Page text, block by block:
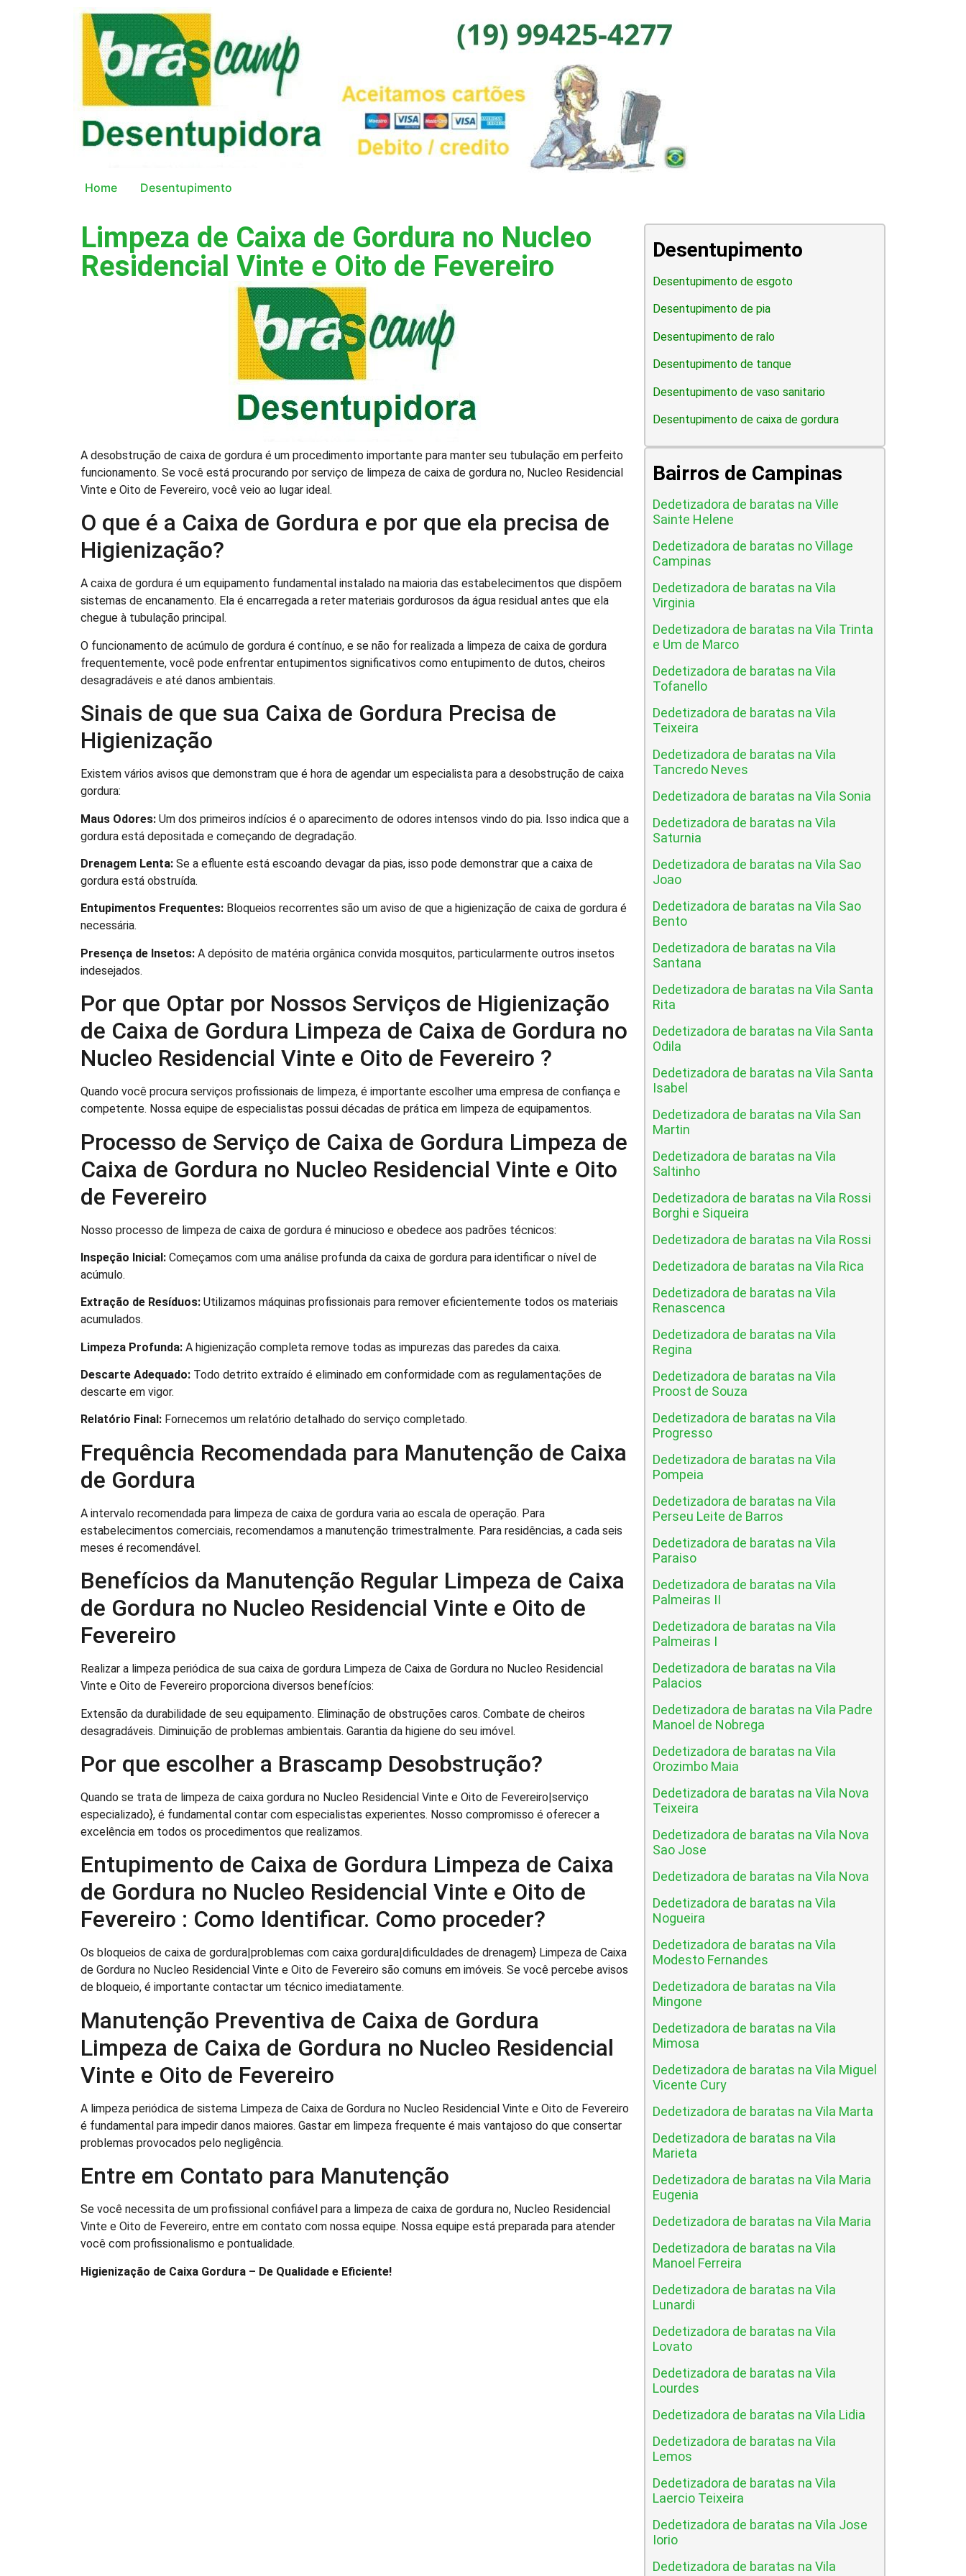
Home Desentupimento
Limpeza de Caixa de Gordura no Nucleo
Residencial Vinte e Oito de Fevereiro
A desobstrução de caixa de gordura é um procedimento importante para manter seu tubulação em perfeito
funcionamento. Se você está procurando por serviço de limpeza de caixa de gordura no, Nucleo Residencial
Vinte e Oito de Fevereiro, você veio ao lugar ideal.
O que é a Caixa de Gordura e por que ela precisa de
Higienização?
A caixa de gordura é um equipamento fundamental instalado na maioria das estabelecimentos que dispõem
sistemas de encanamento. Ela é encarregada a reter materiais gordurosos da água residual antes que ela
chegue à tubulação principal.
O funcionamento de acúmulo de gordura é contínuo, e se não for realizada a limpeza de caixa de gordura
frequentemente, você pode enfrentar entupimentos significativos como entupimento de dutos, cheiros
desagradáveis e até danos ambientais.
Sinais de que sua Caixa de Gordura Precisa de
Higienização
Existem vários avisos que demonstram que é hora de agendar um especialista para a desobstrução de caixa
gordura:
Maus Odores: Um dos primeiros indícios é o aparecimento de odores intensos vindo do pia. Isso indica que a
gordura está depositada e começando de degradação.
Drenagem Lenta: Se a efluente está escoando devagar da pias, isso pode demonstrar que a caixa de
gordura está obstruída.
Entupimentos Frequentes: Bloqueios recorrentes são um aviso de que a higienização de caixa de gordura é
necessária.
Presença de Insetos: A depósito de matéria orgânica convida mosquitos, particularmente outros insetos
indesejados.
Por que Optar por Nossos Serviços de Higienização
de Caixa de Gordura Limpeza de Caixa de Gordura no
Nucleo Residencial Vinte e Oito de Fevereiro ?
Quando você procura serviços profissionais de limpeza, é importante escolher uma empresa de confiança e
competente. Nossa equipe de especialistas possui décadas de prática em limpeza de equipamentos.
Processo de Serviço de Caixa de Gordura Limpeza de
Caixa de Gordura no Nucleo Residencial Vinte e Oito
de Fevereiro
Nosso processo de limpeza de caixa de gordura é minucioso e obedece aos padrões técnicos:
Inspeção Inicial: Começamos com uma análise profunda da caixa de gordura para identificar o nível de
acúmulo.
Extração de Resíduos: Utilizamos máquinas profissionais para remover eficientemente todos os materiais
acumulados.
Limpeza Profunda: A higienização completa remove todas as impurezas das paredes da caixa.
Descarte Adequado: Todo detrito extraído é eliminado em conformidade com as regulamentações de
descarte em vigor.
Relatório Final: Fornecemos um relatório detalhado do serviço completado.
Frequência Recomendada para Manutenção de Caixa
de Gordura
A intervalo recomendada para limpeza de caixa de gordura varia ao escala de operação. Para
estabelecimentos comerciais, recomendamos a manutenção trimestralmente. Para residências, a cada seis
meses é recomendável.
Benefícios da Manutenção Regular Limpeza de Caixa
de Gordura no Nucleo Residencial Vinte e Oito de
Fevereiro
Realizar a limpeza periódica de sua caixa de gordura Limpeza de Caixa de Gordura no Nucleo Residencial
Vinte e Oito de Fevereiro proporciona diversos benefícios:
Extensão da durabilidade de seu equipamento. Eliminação de obstruções caros. Combate de cheiros
desagradáveis. Diminuição de problemas ambientais. Garantia da higiene do seu imóvel.
Por que escolher a Brascamp Desobstrução?
Quando se trata de limpeza de caixa gordura no Nucleo Residencial Vinte e Oito de Fevereiro|serviço
especializado}, é fundamental contar com especialistas experientes. Nosso compromisso é oferecer a
excelência em todos os procedimentos que realizamos.
Entupimento de Caixa de Gordura Limpeza de Caixa
de Gordura no Nucleo Residencial Vinte e Oito de
Fevereiro : Como Identificar. Como proceder?
Os bloqueios de caixa de gordura|problemas com caixa gordura|dificuldades de drenagem} Limpeza de Caixa
de Gordura no Nucleo Residencial Vinte e Oito de Fevereiro são comuns em imóveis. Se você percebe avisos
de bloqueio, é importante contactar um técnico imediatamente.
Manutenção Preventiva de Caixa de Gordura
Limpeza de Caixa de Gordura no Nucleo Residencial
Vinte e Oito de Fevereiro
A limpeza periódica de sistema Limpeza de Caixa de Gordura no Nucleo Residencial Vinte e Oito de Fevereiro
é fundamental para impedir danos maiores. Gastar em limpeza frequente é mais vantajoso do que consertar
problemas provocados pelo negligência.
Entre em Contato para Manutenção
Se você necessita de um profissional confiável para a limpeza de caixa de gordura no, Nucleo Residencial
Vinte e Oito de Fevereiro, entre em contato com nossa equipe. Nossa equipe está preparada para atender
você com profissionalismo e pontualidade.
Higienização de Caixa Gordura – De Qualidade e Eficiente!
Desentupimento
Desentupimento de esgoto
Desentupimento de pia
Desentupimento de ralo
Desentupimento de tanque
Desentupimento de vaso sanitario
Desentupimento de caixa de gordura
Bairros de Campinas
Dedetizadora de baratas na Ville
Sainte Helene
Dedetizadora de baratas no Village
Campinas
Dedetizadora de baratas na Vila
Virginia
Dedetizadora de baratas na Vila Trinta
e Um de Marco
Dedetizadora de baratas na Vila
Tofanello
Dedetizadora de baratas na Vila
Teixeira
Dedetizadora de baratas na Vila
Tancredo Neves
Dedetizadora de baratas na Vila Sonia
Dedetizadora de baratas na Vila
Saturnia
Dedetizadora de baratas na Vila Sao
Joao
Dedetizadora de baratas na Vila Sao
Bento
Dedetizadora de baratas na Vila
Santana
Dedetizadora de baratas na Vila Santa
Rita
Dedetizadora de baratas na Vila Santa
Odila
Dedetizadora de baratas na Vila Santa
Isabel
Dedetizadora de baratas na Vila San
Martin
Dedetizadora de baratas na Vila
Saltinho
Dedetizadora de baratas na Vila Rossi
Borghi e Siqueira
Dedetizadora de baratas na Vila Rossi
Dedetizadora de baratas na Vila Rica
Dedetizadora de baratas na Vila
Renascenca
Dedetizadora de baratas na Vila
Regina
Dedetizadora de baratas na Vila
Proost de Souza
Dedetizadora de baratas na Vila
Progresso
Dedetizadora de baratas na Vila
Pompeia
Dedetizadora de baratas na Vila
Perseu Leite de Barros
Dedetizadora de baratas na Vila
Paraiso
Dedetizadora de baratas na Vila
Palmeiras II
Dedetizadora de baratas na Vila
Palmeiras I
Dedetizadora de baratas na Vila
Palacios
Dedetizadora de baratas na Vila Padre
Manoel de Nobrega
Dedetizadora de baratas na Vila
Orozimbo Maia
Dedetizadora de baratas na Vila Nova
Teixeira
Dedetizadora de baratas na Vila Nova
Sao Jose
Dedetizadora de baratas na Vila Nova
Dedetizadora de baratas na Vila
Nogueira
Dedetizadora de baratas na Vila
Modesto Fernandes
Dedetizadora de baratas na Vila
Mingone
Dedetizadora de baratas na Vila
Mimosa
Dedetizadora de baratas na Vila Miguel
Vicente Cury
Dedetizadora de baratas na Vila Marta
Dedetizadora de baratas na Vila
Marieta
Dedetizadora de baratas na Vila Maria
Eugenia
Dedetizadora de baratas na Vila Maria
Dedetizadora de baratas na Vila
Manoel Ferreira
Dedetizadora de baratas na Vila
Lunardi
Dedetizadora de baratas na Vila
Lovato
Dedetizadora de baratas na Vila
Lourdes
Dedetizadora de baratas na Vila Lidia
Dedetizadora de baratas na Vila
Lemos
Dedetizadora de baratas na Vila
Laercio Teixeira
Dedetizadora de baratas na Vila Jose
Iorio
Dedetizadora de baratas na Vila